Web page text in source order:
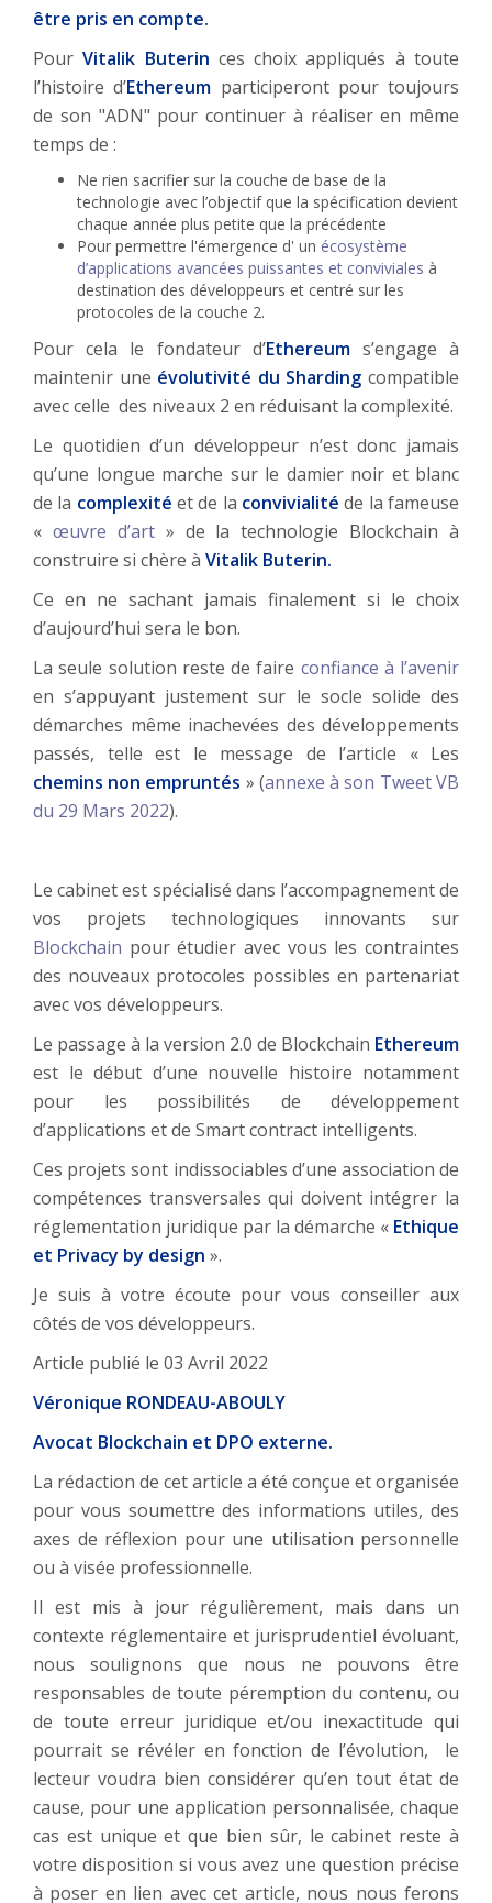
être pris en compte.
PourVitalik Buterin ces choix appliqués à toute
l’histoire d’Ethereum participeront pour toujours
de son "ADN" pour continuer à réaliser en même
temps de :
Ne rien sacrifier sur la couche de base de la
technologie avec l’objectif que la spécification devient
chaque année plus petite que la précédente
Pour permettre l'émergence d' un écosystème
d’applications avancées puissantes et conviviales à
destination des développeurs et centré sur les
protocoles de la couche 2.
Pour cela le fondateur d’Ethereum s’engage à
maintenir une évolutivité du Sharding compatible
avec celle des niveaux 2 en réduisant la complexité.
Le quotidien d’un développeur n’est donc jamais
qu’une longue marche sur le damier noir et blanc
de la complexité et de la convivialité de la fameuse
« œuvre d’art » de la technologie Blockchain à
construire si chère à Vitalik Buterin.
Ce en ne sachant jamais finalement si le choix
d’aujourd’hui sera le bon.
La seule solution reste de faire confiance à l’avenir
en s’appuyant justement sur le socle solide des
démarches même inachevées des développements
passés, telle est le message de l’article « Les
chemins non empruntés » (annexe à son Tweet VB
du 29 Mars 2022).
Le cabinet est spécialisé dans l’accompagnement de
vos projets technologiques innovants sur
Blockchain pour étudier avec vous les contraintes
des nouveaux protocoles possibles en partenariat
avec vos développeurs.
Le passage à la version 2.0 de Blockchain Ethereum
est le début d’une nouvelle histoire notamment
pour les possibilités de développement
d’applications et de Smart contract intelligents.
Ces projets sont indissociables d’une association de
compétences transversales qui doivent intégrer la
réglementation juridique par la démarche « Ethique
et Privacy by design ».
Je suis à votre écoute pour vous conseiller aux
côtés de vos développeurs.
Article publié le 03 Avril 2022
Véronique RONDEAU-ABOULY
Avocat Blockchain et DPO externe.
La rédaction de cet article a été conçue et organisée
pour vous soumettre des informations utiles, des
axes de réflexion pour une utilisation personnelle
ou à visée professionnelle.
Il est mis à jour régulièrement, mais dans un
contexte réglementaire et jurisprudentiel évoluant,
nous soulignons que nous ne pouvons être
responsables de toute péremption du contenu, ou
de toute erreur juridique et/ou inexactitude qui
pourrait se révéler en fonction de l’évolution, le
lecteur voudra bien considérer qu’en tout état de
cause, pour une application personnalisée, chaque
cas est unique et que bien sûr, le cabinet reste à
votre disposition si vous avez une question précise
à poser en lien avec cet article, nous nous ferons